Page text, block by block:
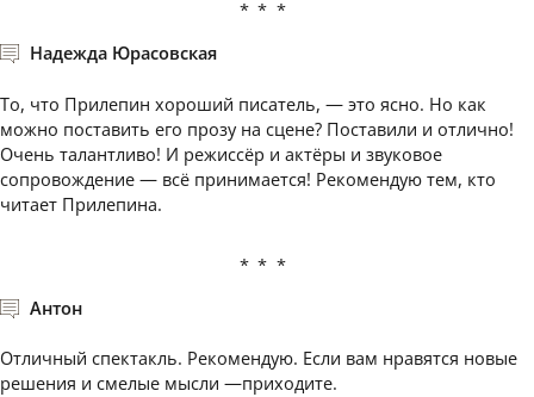
***
Надежда Юрасовская
То, что Прилепин хороший писатель, — это ясно. Но как
можно поставить его прозу на сцене? Поставили и отлично!
Очень талантливо! И режиссёр и актёры и звуковое
сопровождение — всё принимается! Рекомендую тем, кто
читает Прилепина.
***
Антон
Отличный спектакль. Рекомендую. Если вам нравятся новые
решения и смелые мысли —приходите.